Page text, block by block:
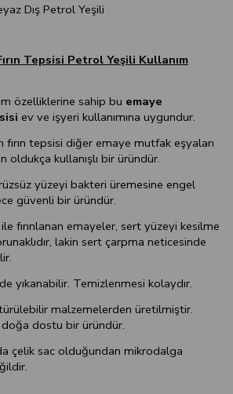
Dış Petrol Yeşili
Tepsisi Petrol Yeşili Kullanım
özelliklerine sahip bu emaye
ev ve işyeri kullanımına uygundur.
tepsisi diğer emaye mutfak eşyaları
oldukça kullanışlı bir üründür.
yüzeyi bakteri üremesine engel
güvenli bir üründür.
fırınlanan emayeler, sert yüzeyi kesilme
lakin sert çarpma neticesinde
yıkanabilir. Temizlenmesi kolaydır.
malzemelerden üretilmiştir.
doğa dostu bir üründür.
çelik sac olduğundan mikrodalga